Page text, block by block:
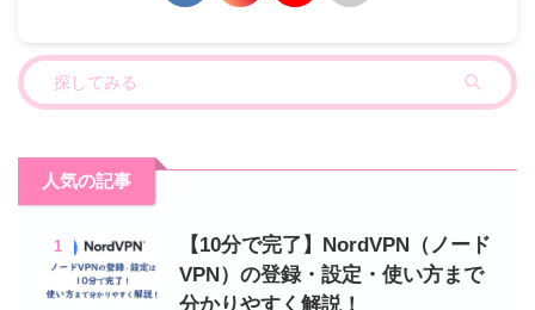
人気の記事
1
【10分で完了】NordVPN（ノード
VPN）の登録・設定・使い方まで
分かりやすく解説！